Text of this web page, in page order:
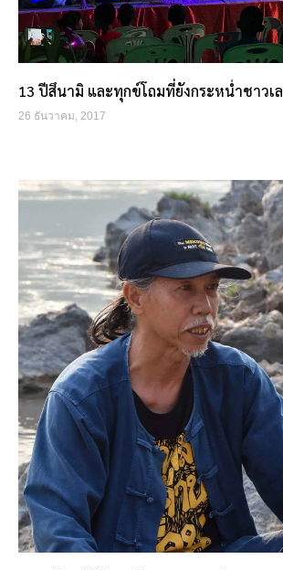
13 ปีสึนามิ และทุกข์โถมที่ยังกระหน่ำชาวเล
26 ธันวาคม, 2017